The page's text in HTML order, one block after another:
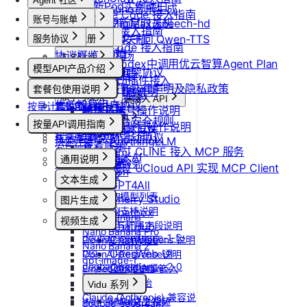
更新Pod实例端口
设置/更新定时关机
取消定时关机
suno音乐生成
MiniMax/speech-hd
通义千问 Qwen-TTS
Claude Code 接入指南
Codex 接入指南
OpenCode 接入指南
如何在codex中调用优云智算Agent Plan
ComfyUI插件接入
常见客户端接入 API
Dify
RAGFlow
AnythingLLM
纳米AI
n8n
GPT4All
Cherry Studio
Chatbox
ChatHub
ChatWise
OpenWeb UI
Obsidian
MCP 说明
MCP 简介
通过 CLINE 接入 MCP 服务
通过 UCloud API 实现 MCP Client
产品介绍
产品介绍
快速开始
控制台操作
Agent广场
操作指南
模型配置
计费说明
升配与续费
到期与数据说明
账号与账单
账号注册
注册流程
注销账号
实名认证
认证概览
个人认证
高校认证
企业认证
团队管理
团队功能概览
管理员账号操作说明
团队成员账号操作说明
账单与发票
账号充值
提现规则
查看账单
开具发票
服务协议
协议概览
优云智算服务框架协议
优云智算云服务法律声明及隐私政策
优云智算用户协议
优云智算云平台安全规则
优云智算激励活动协议
模型API产品介绍
模型API服务
套餐包使用说明
套餐包快速上手
套餐计费逻辑
套餐用量统计
客户端接入
OpenClaw 云端服务
按量计费说明
按量API调用指南
快速开始
通用说明
认证鉴权
错误码
文本生成
如何获取模型列表
模型协议支持说明
API支持与扩展字段说明
OpenAI-Completions 说明
OpenAI-Response说明
Embeddings 向量嵌入
Gemini 快速开始
Claude (Anthropic) 兼容说
图片生成
Nano Banana
Nano Banana Pro
Nano Banana 2
gpt-image-1
gpt-image-1.5
gpt-image-2
doubao-seedream
视频生成
doubao-seedance-1-5-
pro
doubao-seedance-2-0
Vidu 系列
Vidu/文生视频
Wan-AI/Wan2.2-I2V